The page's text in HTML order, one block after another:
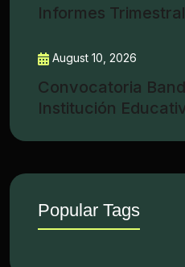
Informes
August 10, 2026
Convocatoria
Institución
Popular Tags